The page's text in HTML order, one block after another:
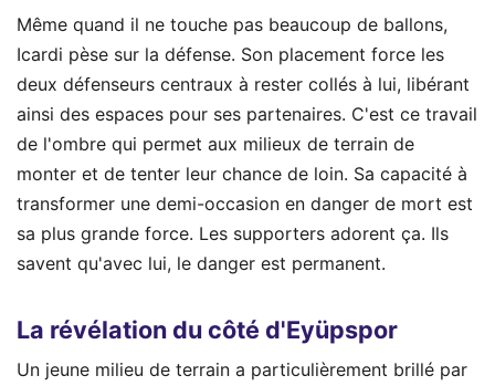
Même quand il ne touche pas beaucoup de ballons,
Icardi pèse sur la défense. Son placement force les
deux défenseurs centraux à rester collés à lui, libérant
ainsi des espaces pour ses partenaires. C'est ce travail
de l'ombre qui permet aux milieux de terrain de
monter et de tenter leur chance de loin. Sa capacité à
transformer une demi-occasion en danger de mort est
sa plus grande force. Les supporters adorent ça. Ils
savent qu'avec lui, le danger est permanent.
La révélation du côté d'Eyüpspor
Un jeune milieu de terrain a particulièrement brillé par